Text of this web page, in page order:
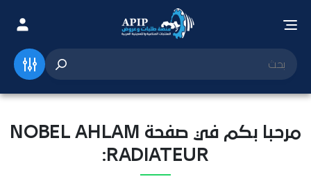
مرحبا بكم في صفحة NOBEL AHLAM
RADIATEUR: